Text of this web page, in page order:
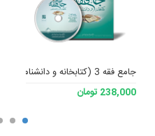
جامع فقه 3 (کتابخانه و دانشنامه تخصصی فقه)
238,000 تومان